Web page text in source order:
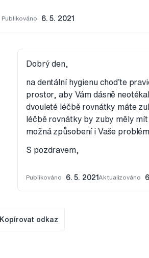
Publikováno 6. 5. 2021
Dobrý den,
na dentální hygienu choďte
prostor, aby Vám dásně
dvouleté léčbě rovnátky máte
léčbě rovnátky by zuby měly
možná způsobení i Vaše
S pozdravem,
Publikováno 6. 5. 2021Aktualizováno
Kopírovat odkaz